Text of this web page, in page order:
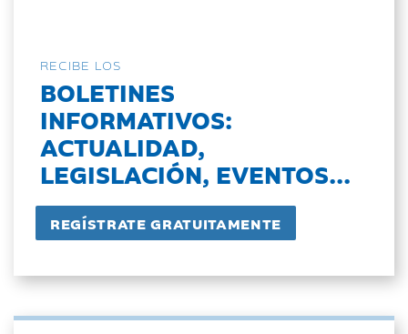
RECIBE LOS
BOLETINES
INFORMATIVOS:
ACTUALIDAD,
LEGISLACIÓN, EVENTOS...